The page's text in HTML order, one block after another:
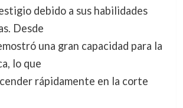
debido a sus habilidades
Desde
una gran capacidad para la
lo que
rápidamente en la corte